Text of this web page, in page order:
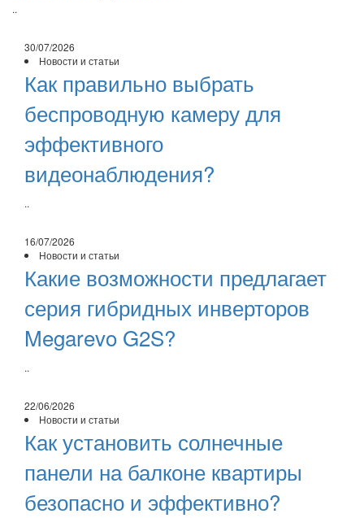
..
30/07/2026
Новости и статьи
Как правильно выбрать
беспроводную камеру для
эффективного
видеонаблюдения?
..
16/07/2026
Новости и статьи
Какие возможности предлагает
серия гибридных инверторов
Megarevo G2S?
..
22/06/2026
Новости и статьи
Как установить солнечные
панели на балконе квартиры
безопасно и эффективно?